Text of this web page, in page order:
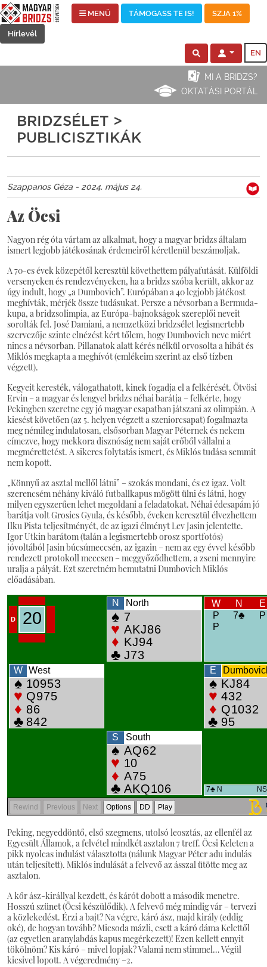
MENÜ TÁMOGASS TE IS! SZJA 1%
Hírlevél
EN
MI A BRIDZS?
OKTATÁSI PORTÁL
BRIDZSÉLET >
PUBLICISZTIKÁK
Szappanos Géza - 2024. május 24.
Az Öcsi
Nagyon rég óta vártam az alkalmat, hogy a magyar bridzs általam
ismert legjobb játékosának érdemeiről kéretlenül beszámoljak.
A 70-es évek közepétől keresztül követhettem pályafutását. Külföldi
versenyeken és rendezvényeken, ha a bridzs szóba került, akkor az
úgy indult, hogy „a Dumbovich”. Európában a 40 legjobb játékost
meghívták, mérjék össze tudásukat. Persze a névsorban a Bermuda-
kupa, a bridzsolimpia, az Európa-bajnokságok szereplői neveit
sorolták fel. José Damiani, a nemzetközi bridzsélet legismertebb
szervezője szinte elnézést kért tőlem, hogy Dumbovich neve miért
nincs a névsorban. Pillanatok alatt kérés nélkül orvosolta a hibát és
Miklós megkapta a meghívót (emlékeim szerint az első tízben
végzett).
Kegyeit keresték, válogathatott, kinek fogadja el a felkérését. Ötvösi
Ervin – a magyar és lengyel bridzs néhai barátja – felkérte, hogy
Pekingben szeretne egy jó magyar csapatban játszani az olimpián. A
kiesést követően (az 5. helyen végzett a szeniorcsapat) fogalmazta
meg némileg indulatosan, elsősorban Magyar Péternek és nekem
címezve, hogy mekkora disznóság nem saját erőből vállalni a
megmérettetést. A sikeres folytatás ismert, és Miklós tudása semmit
nem kopott.
„Könnyű az asztal mellől látni” – szokás mondani, és ez igaz. Volt
szerencsém néhány kiváló futballkapus mögött ülni és látni, hogy
milyen egyszerűen lehet megoldani a feladatokat. Néhai édesapám jó
barátja volt Grosics Gyula, és később, éveken keresztül élvezhettem
Ilku Pista teljesítményét, de az igazi élményt Lev Jasin jelentette.
Igor Utkin barátom (talán a legismertebb orosz sportfotós)
jóvoltából Jasin búcsúmeccsén, az igazin – nem az egy évvel később
rendezett protokoll meccsen – meggyőződhettem, a zseni mennyire
uralja a pályát. Ezt szeretném bemutatni Dumbovich Miklós
előadásában.
Peking, negyeddöntő, első szegmens, utolsó leosztás, az ellenfél az
Egyesült Államok, a felvétel mindkét asztalon 7 treff. Öcsi Keleten a
pikk nyolcas indulást választotta (nálunk Magyar Péter adu indulás
után teljesített). Miklós indulását a felvevő az ásszal ütötte meg az
asztalon.
A kőr ász-királlyal kezdett, és kárót dobott a második menetre.
Hosszú szünet (Öcsi készülődik). A felvevő még mindig vár – tervezi
a közlekedést. Érzi a bajt? Na végre, káró ász, majd király (eddig
oké), de hogyan tovább? Micsoda mázli, esett a káró dáma Kelettől
(az egyetlen aranylabdás kapus megérkezett)! Ezen kellett ennyit
tökölnöm? Kis káró – mivel lopjak? Valami nem stimmel… Végül
kicsivel lopott. A végeredmény –2.